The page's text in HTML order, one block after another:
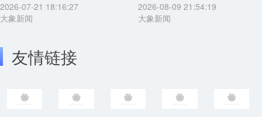
2026-07-21 18:16:27
大象新闻
2026-08-09 21:54:19
大象新闻
友情链接